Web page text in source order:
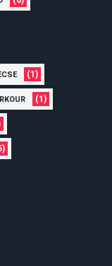
(1)
(1)